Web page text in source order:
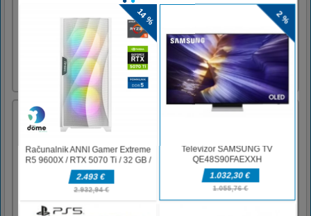
American Touchdown Game features: - fun
gameplay - single-player or 2 player game
modesPlayer 1 input A - move left D - move
right W - throw ball Player 2 input Left
arrow - move left Right arrow - move right
Up arrow - throw ball
Premagajte vse ovire čim hitreje. Ta igra je
drugačnem okolju. Tokrat je most v noči. V
gradnji je, zato morate paziti, da ne padete v
prepad in da ne udarite v glavo. Na vrh ovir
na poti je temno! Na srečo imate drona, ki
vam bo osvetli [...]